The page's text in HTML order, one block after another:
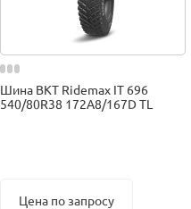
Шина BKT Ridemax IT 696
540/80R38 172A8/167D TL
Цена по запросу